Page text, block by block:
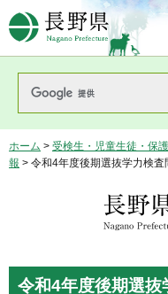
長野県
ホーム > 受検生・児童生徒・保
報 > 令和4年度後期選抜学力検
長野県教育
令和4年度後期選抜